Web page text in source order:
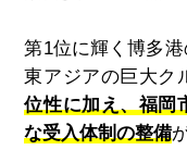
第1位に輝く博多
東アジアの巨大ク
位性に加え、福岡
な受入体制の整備